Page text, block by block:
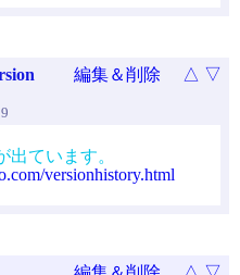
編集＆削除 △ ▽
出ています。
versionhistory.html